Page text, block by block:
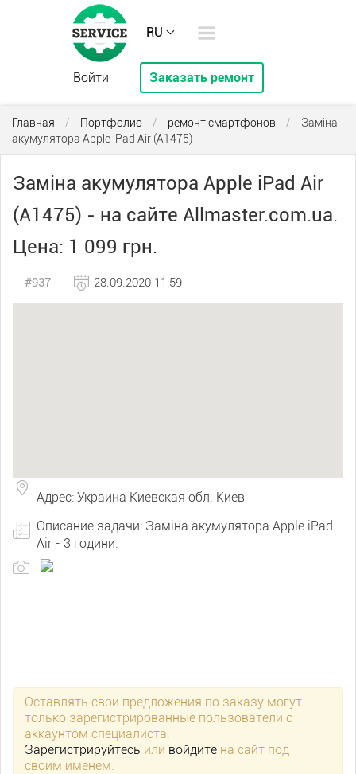
RU
Войти Заказать ремонт
Главная / Портфолио / ремонт смартфонов /
Заміна
акумулятора Apple iPad Air (A1475)
Заміна акумулятора Apple iPad Air
(A1475) - на сайте Allmaster.com.ua.
Цена: 1 099 грн.
#937 28.09.2020 11:59
Адрес: Украина Киевская обл. Киев
Описание задачи: Заміна акумулятора Apple iPad
Air - 3 години.
Оставлять свои предложения по заказу могут
только зарегистрированные пользователи с
аккаунтом специалиста.
Зарегистрируйтесь или войдите на сайт под
своим именем.